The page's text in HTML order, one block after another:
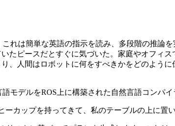
れは簡単な英語の指示を読み、多段階の推論
たピースだとすぐに気づいた。家庭やオフィ
、人間はロボットに何をすべきかをどのよう
モデルをROS上に構築された自然言語コンパ
カップを持ってきて、私のテーブルの上に置